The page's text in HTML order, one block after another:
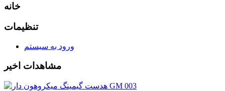
خانه
تنظیمات
ورود به سیستم
مشاهدات اخیر